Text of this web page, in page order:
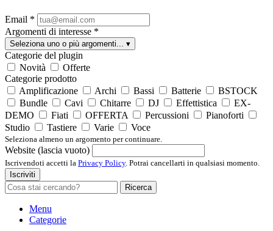
Email *
Argomenti di interesse *
Seleziona uno o più argomenti... ▾
Categorie del plugin
Novità
Offerte
Categorie prodotto
Amplificazione
Archi Bassi Batterie
BSTOCK
Bundle
Cavi Chitarre DJ Effettistica
EX-
DEMO
Fiati OFFERTA Percussioni
Pianoforti
Studio
Tastiere Varie Voce
Seleziona almeno un argomento per continuare.
Website (lascia vuoto)
Iscrivendoti accetti la Privacy Policy. Potrai cancellarti in qualsiasi momento.
Iscriviti
Ricerca
Menu
Categorie